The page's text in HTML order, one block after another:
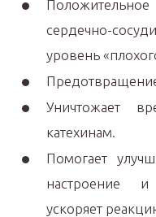
сердечно-
уровень
Уничтожает
катехинам.
Помогает
настроение и
ускоряет